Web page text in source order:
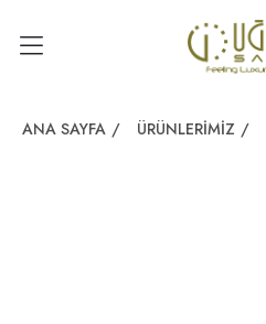
ANA SAYFA / ÜRÜNLERIMIZ /